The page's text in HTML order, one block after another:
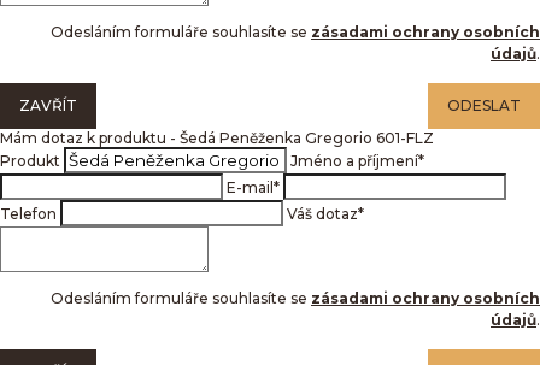
Odesláním formuláře souhlasíte se zásadami ochrany osobních
údajů.
ZAVŘÍT
ODESLAT
Mám dotaz k produktu - Šedá Peněženka Gregorio 601-FLZ
Produkt
Jméno a příjmení*
E-mail *
Telefon
Váš dotaz*
Odesláním formuláře souhlasíte se zásadami ochrany osobních
údajů.